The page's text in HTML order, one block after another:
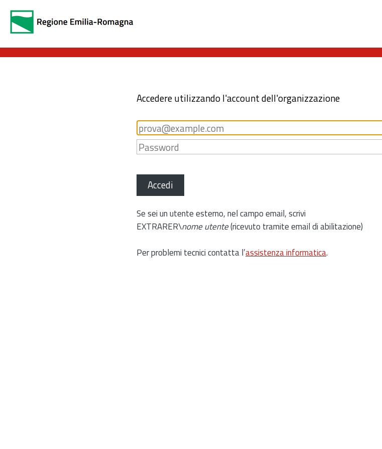
Accedere utilizzando l'account dell'organizzazione
Accedi
Se sei un utente esterno, nel campo email, scrivi
EXTRARER\nome utente(ricevuto tramite email di abilitazione)
Per problemi tecnici contatta l’assistenza informatica.